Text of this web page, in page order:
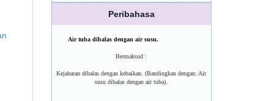
Peribahasa
Air tuba dibalas dengan air susu.
Bermaksud :
Kejahatan dibalas dengan kebaikan. (Bandingkan dengan: Air
susu dibalas dengan air tuba).